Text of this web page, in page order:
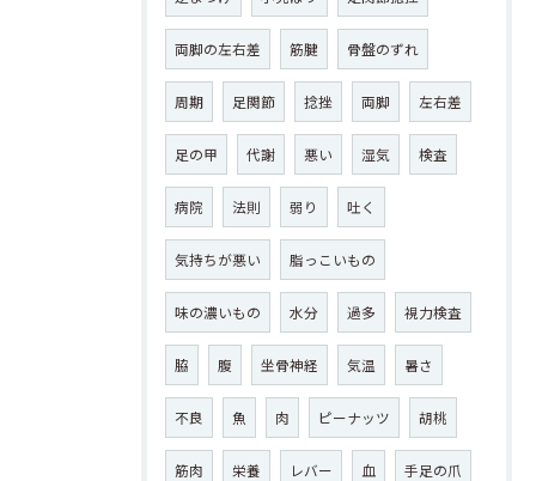
両脚の左右差 筋腱 骨盤のずれ
周期 足関節 捻挫 両脚 左右差
足の甲 代謝 悪い 湿気 検査
病院 法則 弱り 吐く
気持ちが悪い 脂っこいもの
味の濃いもの 水分 過多 視力検査
脇 腹 坐骨神経 気温 暑さ
不良 魚 肉 ピーナッツ 胡桃
筋肉 栄養 レバー 血 手足の爪